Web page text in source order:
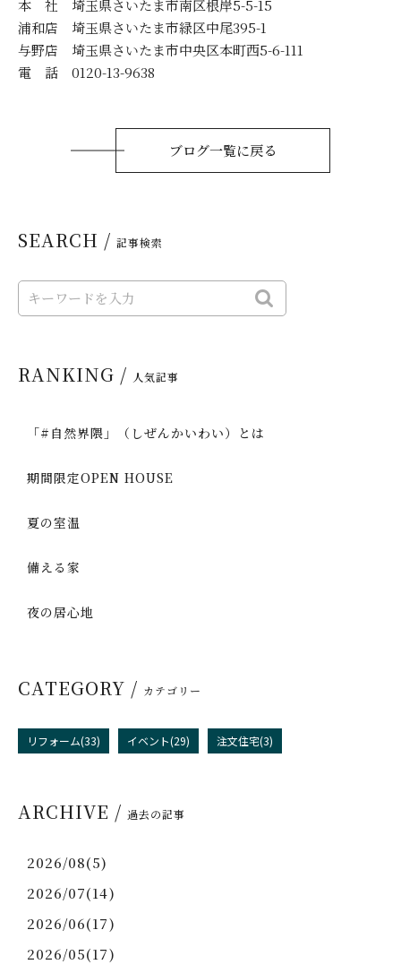
本 社 埼玉県さいたま市南区根岸5-5-15
浦和店 埼玉県さいたま市緑区中尾395-1
与野店 埼玉県さいたま市中央区本町西5-6-111
電 話 0120-13-9638
ブログ一覧に戻る
SEARCH / 記事検索
RANKING / 人気記事
「#自然界隈」（しぜんかいわい）とは
期間限定OPEN HOUSE
夏の室温
備える家
夜の居心地
CATEGORY / カテゴリー
リフォーム(33) イベント(29) 注文住宅(3)
ARCHIVE / 過去の記事
2026/08(5)
2026/07(14)
2026/06(17)
2026/05(17)